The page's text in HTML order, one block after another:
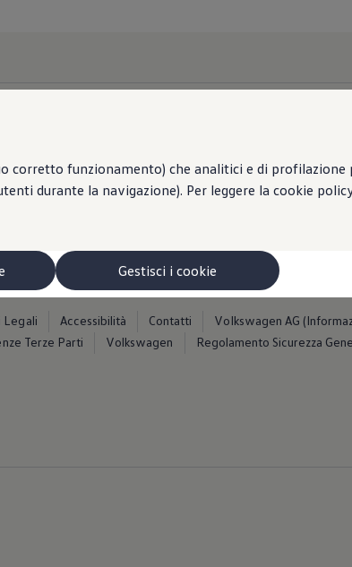
corretto funzionamento) che analitici e di
durante la navigazione). Per leggere la cookie
Gestisci i cookie
System
Usato Certificato
Legali Accessibilità Contatti
Volkswagen AG
Terze Parti Volkswagen Regolamento Sicurezza